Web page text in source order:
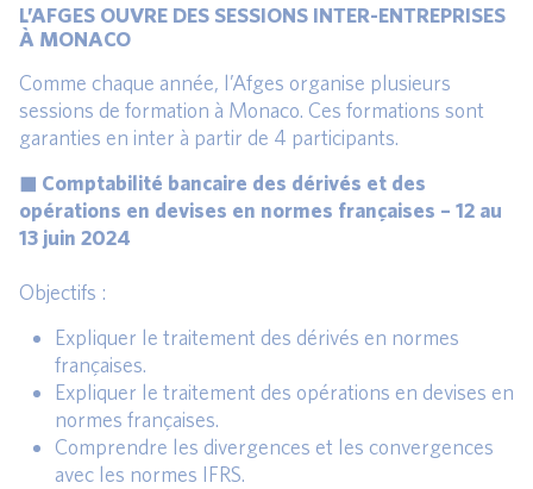
L’AFGES OUVRE DES SESSIONS INTER-ENTREPRISES
À MONACO
Comme chaque année, l’Afges organise plusieurs
sessions de formation à Monaco. Ces formations sont
garanties en inter à partir de 4 participants.
◼ Comptabilité bancaire des dérivés et des
opérations en devises en normes françaises – 12 au
13 juin 2024
Objectifs :
Expliquer le traitement des dérivés en normes
françaises.
Expliquer le traitement des opérations en devises en
normes françaises.
Comprendre les divergences et les convergences
avec les normes IFRS.